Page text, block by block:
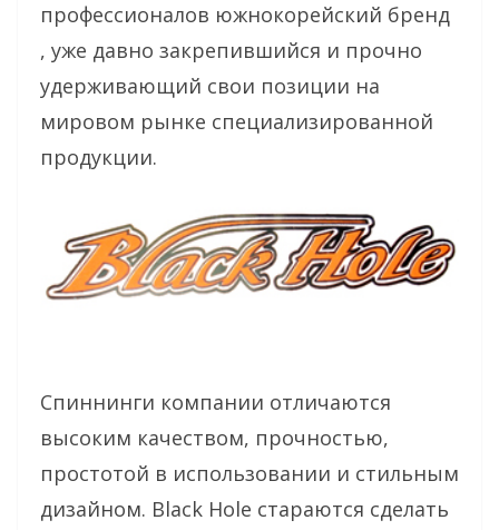
профессионалов южнокорейский бренд
, уже давно закрепившийся и прочно
удерживающий свои позиции на
мировом рынке специализированной
продукции.
Спиннинги компании отличаются
высоким качеством, прочностью,
простотой в использовании и стильным
дизайном. Black Hole стараются сделать